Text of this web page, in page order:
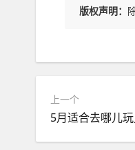
版权声明：
上一个
5月适合去哪儿